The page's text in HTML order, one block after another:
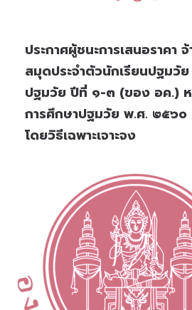
ประกาศผู้ชนะการเสนอราคา
สมุดประจำตัวนักเรียนปฐมวั
ปฐมวัย ปีที่ ๑-๓ (ของ อค.)
การศึกษาปฐมวัย พ.ศ. ๒๕๖๐
โดยวิธีเฉพาะเจาะจง